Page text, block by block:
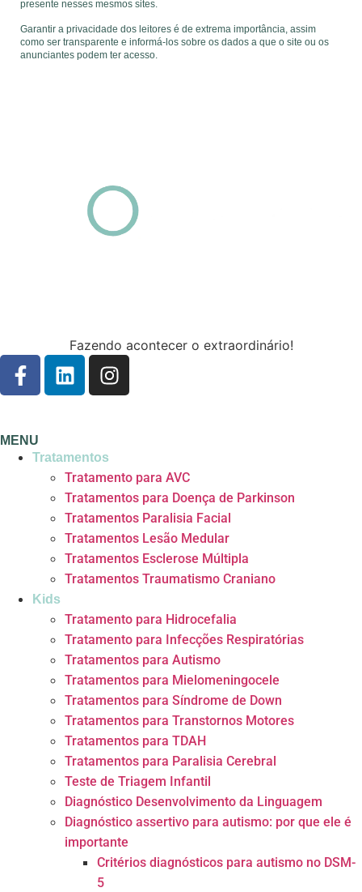
presente nesses mesmos sites.
Garantir a privacidade dos leitores é de extrema importância, assim
como ser transparente e informá-los sobre os dados a que o site ou os
anunciantes podem ter acesso.
Fazendo acontecer o extraordinário!
MENU
Tratamentos
Tratamento para AVC
Tratamentos para Doença de Parkinson
Tratamentos Paralisia Facial
Tratamentos Lesão Medular
Tratamentos Esclerose Múltipla
Tratamentos Traumatismo Craniano
Kids
Tratamento para Hidrocefalia
Tratamento para Infecções Respiratórias
Tratamentos para Autismo
Tratamentos para Mielomeningocele
Tratamentos para Síndrome de Down
Tratamentos para Transtornos Motores
Tratamentos para TDAH
Tratamentos para Paralisia Cerebral
Teste de Triagem Infantil
Diagnóstico Desenvolvimento da Linguagem
Diagnóstico assertivo para autismo: por que ele é
importante
Critérios diagnósticos para autismo no DSM-
5